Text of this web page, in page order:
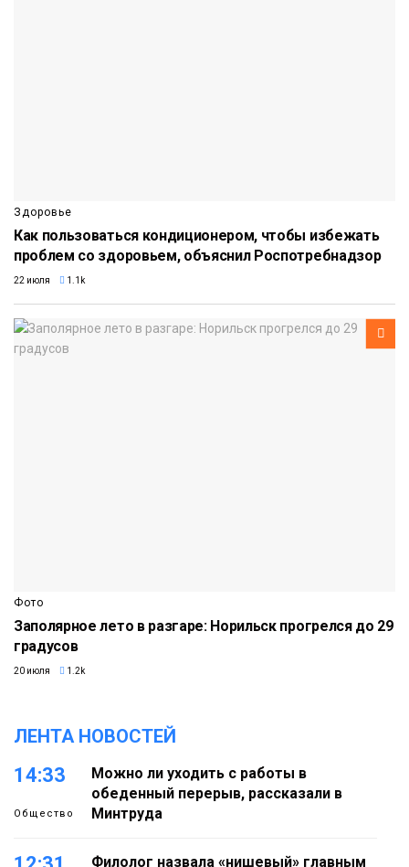
Здоровье
Как пользоваться кондиционером, чтобы избежать
проблем со здоровьем, объяснил Роспотребнадзор
22 июля 1.1k
Фото
Заполярное лето в разгаре: Норильск прогрелся до 29
градусов
20 июля 1.2k
ЛЕНТА НОВОСТЕЙ
14:33
Общество
Можно ли уходить с работы в
обеденный перерыв, рассказали в
Минтруда
Филолог назвала «нишевый» главным